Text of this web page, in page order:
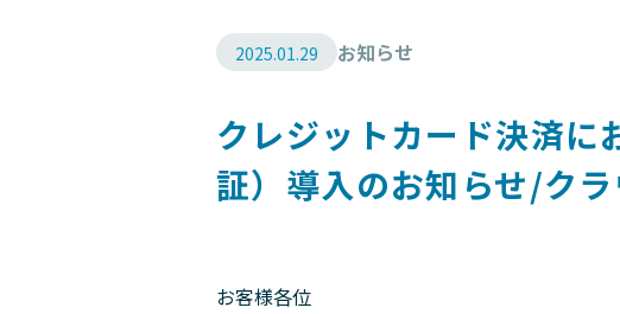
2025.01.29 お知らせ
クレジットカード決済
証）導入のお知らせ/ク
お客様各位